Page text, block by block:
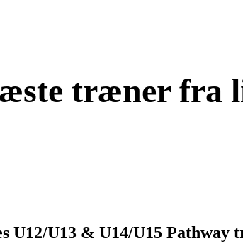
træner fra
U12/U13 & U14/U15 Pathway